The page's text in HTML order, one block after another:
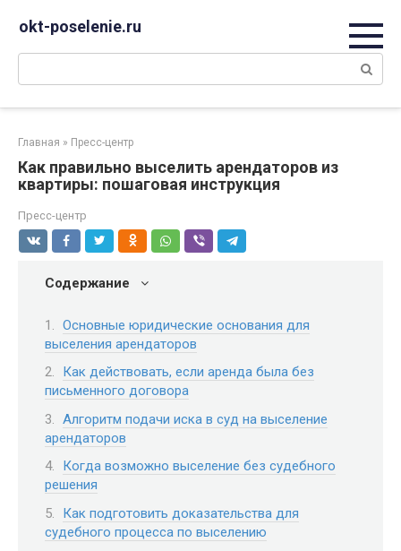
okt-poselenie.ru
Поиск:
Главная » Пресс-центр
Как правильно выселить арендаторов из
квартиры: пошаговая инструкция
Пресс-центр
Содержание
Основные юридические основания для
выселения арендаторов
Как действовать, если аренда была без
письменного договора
Алгоритм подачи иска в суд на выселение
арендаторов
Когда возможно выселение без судебного
решения
Как подготовить доказательства для
судебного процесса по выселению